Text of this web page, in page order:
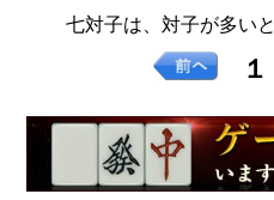
七対子は、対子が多い
１